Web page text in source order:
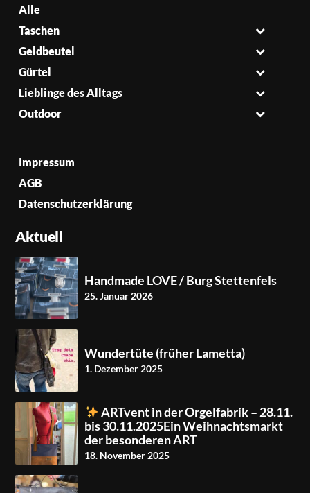
Alle
Taschen
Geldbeutel
Gürtel
Lieblinge des Alltags
Outdoor
Impressum
AGB
Datenschutzerklärung
Aktuell
Handmade LOVE / Burg Stettenfels
25. Januar 2026
Wundertüte (früher Lametta)
1. Dezember 2025
ARTvent in der Orgelfabrik – 28.11.
bis 30.11.2025Ein Weihnachtsmarkt
der besonderen ART
18. November 2025